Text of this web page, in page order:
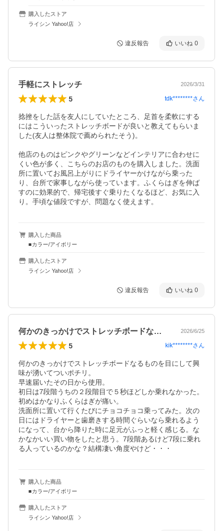
購入したストア
ライシン Yahoo!店
違反報告 いいね 0
手軽にストレッチ 2026/3/31
5 tdk********さん
捻挫をした話を友人にしていたところ、足首を柔軟にする
にはこういったストレッチボードが良いと教えてもらいま
した(友人は整体院で薦められたそう)。
他店のものはピンクやグリーンなどインテリアに合わせに
くい色が多く、こちらのお店のものを購入しました。洗面
所に置いてお風呂上がりにドライヤーかけながら乗った
り、台所で家事しながら使っています。ふくらはぎを伸ば
すのに効果的で、帰宅後すぐ乗りたくなるほど、お気に入
り。手頃な値段ですが、問題なく使えます。
購入した商品
■カラー/アイボリー
購入したストア
ライシン Yahoo!店
違反報告 いいね 0
何かのきっかけでストレッチボードなるも… 2026/6/25
5 kik********さん
何かのきっかけでストレッチボードなるものを目にして興
味が湧いてついポチリ。
早速届いたその日から使用。
初日は7段階うちの２段階目で５秒ほどしか乗れなかった。
初めはかなりふくらはぎが痛い。
洗面所に置いて行くたびにチョコチョコ乗ってみた。次の
日にはドライヤーと歯磨きする時間ぐらいなら乗れるよう
になって、台から降りた時に足元がふっと軽く感じる。な
かなかいい買い物をしたと思う。7段階あるけど7段に乗れ
購入した商品
■カラー/アイボリー
購入したストア
ライシン Yahoo!店